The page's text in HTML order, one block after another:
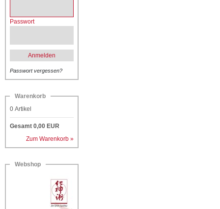
Passwort
Anmelden
Passwort vergessen?
Warenkorb
0 Artikel
Gesamt 0,00 EUR
Zum Warenkorb »
Webshop